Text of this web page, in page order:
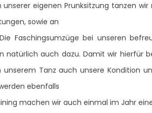
unserer eigenen Prunksitzung tanzen
sowie an
Faschingsumzüge bei unseren
natürlich auch dazu. Damit wir hierfür
Tanz auch unsere Kondition
ebenfalls
machen wir auch einmal im Jahr